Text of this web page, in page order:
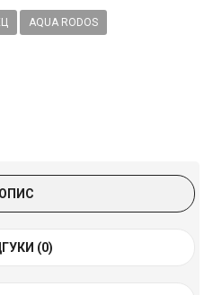
AQUA RODOS
ОПИС
(0)